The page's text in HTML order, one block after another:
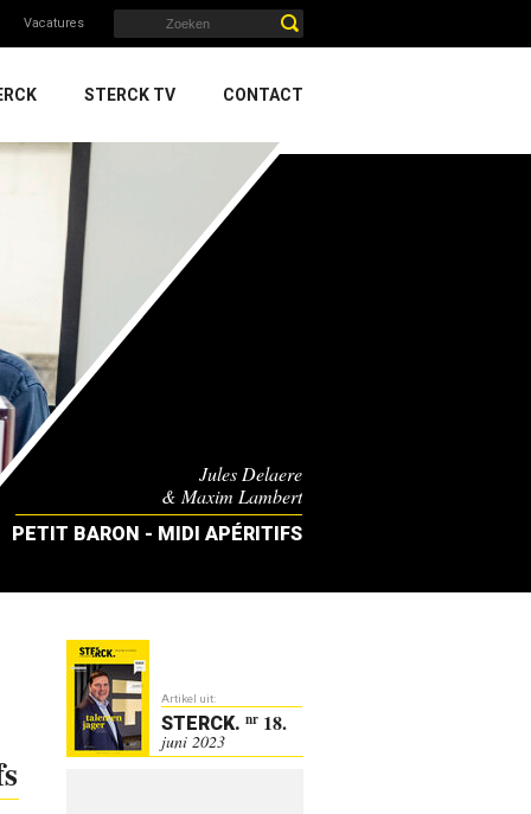
Vacatures
STERCK TV CONTACT
Jules Delaere
& Maxim Lambert
PETIT BARON - MIDI APÉRITIFS
Artikel uit:
STERCK. nr 18.
juni 2023